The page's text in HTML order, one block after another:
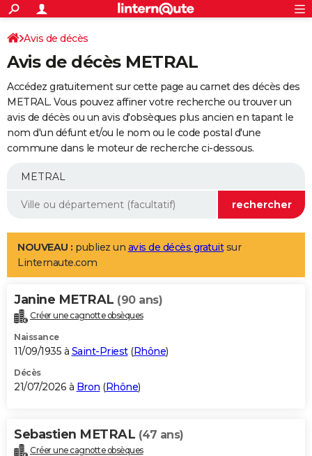
ACTUALITÉS
Politique
Société
Faits Divers
Education
Monde
Villes
+
SPORT
Coupe du monde 2026
Football
Tennis
Cyclisme
Rugby
Forum
Programme TV
TNT
Streaming
Cinéma
Sorties cinéma
Musique
+
FINANCE
Retraite
Epargne
Immobilier
Risques naturels par ville
Banque
Assurance
AUTO
Essais
Réserver un essai
Citadines
Berlines
SUV
Forum auto
+
Mobiles
Meilleur smartphone
Internet
Ordinateurs
Jeux vidéo
Guide high-tech
Aménagement intérieur
LIFESTYLE
Art de vivre
Bien-être
Loisirs
Mode
Modes de vie
Alimentation
Guide de la santé
Maladies
Médicaments
Sommeil
VOYAGE
Destinations
City break
Voyage nature
Voyage de noces
Forum
Climat
+PHOTO
GUIDES D'ACHAT
BONS PLANS
Carte de Noël
Carte Bonne année
Carte Saint-Valentin
Carte Pâques
Carte d'anniversaire
DICTIONNAIRE
Avis de décès
Avis de décès METRAL
Accédez gratuitement sur cette page au carnet des décès des
METRAL. Vous pouvez affiner votre recherche ou trouver un
avis de décès ou un avis d'obsèques plus ancien en tapant le
nom d'un défunt et/ou le nom ou le code postal d'une
commune dans le moteur de recherche ci-dessous.
NOUVEAU : publiez un avis de décès gratuitsur
Linternaute.com
Janine METRAL (90 ans)
Créer une cagnotte obsèques
Naissance
11/09/1935 à Saint-Priest(Rhône)
Décès
21/07/2026 à Bron (Rhône)
Sebastien METRAL (47 ans)
Créer une cagnotte obsèques